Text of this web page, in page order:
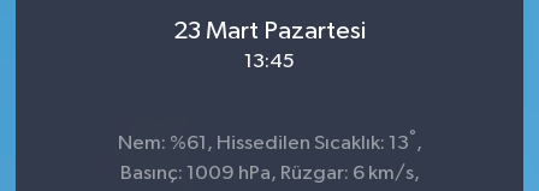
23 Mart Pazartesi
13:45
Nem: %61, Hissedilen Sıcaklık: 13° ,
Basınç: 1009 hPa, Rüzgar: 6 km/s,